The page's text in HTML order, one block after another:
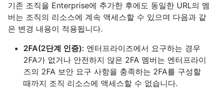
기존 조직을 Enterprise에 추가한 후에도 동일한 URL의 멤
버는 조직의 리소스에 계속 액세스할 수 있으며 다음과 같
은 변경 내용이 적용됩니다.
2FA(2단계 인증): 엔터프라이즈에서 요구하는 경우
2FA가 없거나 안전하지 않은 2FA 멤버는 엔터프라이
즈의 2FA 보안 요구 사항을 충족하는 2FA를 구성할
때까지 조직 리소스에 액세스할 수 없습니다.